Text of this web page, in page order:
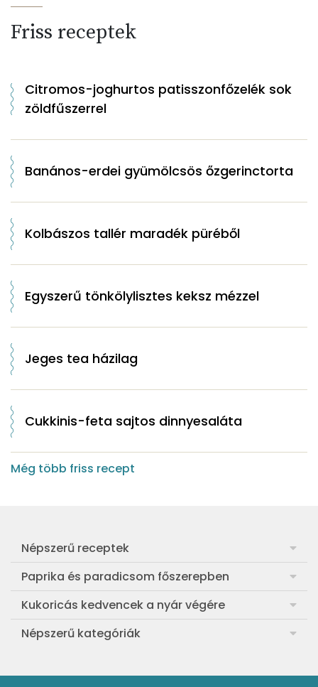
Friss receptek
Citromos-joghurtos patisszonfőzelék sok
zöldfűszerrel
Banános-erdei gyümölcsös őzgerinctorta
Kolbászos tallér maradék püréből
Egyszerű tönkölylisztes keksz mézzel
Jeges tea házilag
Cukkinis-feta sajtos dinnyesaláta
Még több friss recept
Népszerű receptek
Frankfurti leves
Egyszerű muffin
Aranygaluska
Egyszerű krumplifőzelék
Paprika és paradicsom főszerepben
Pan con Tomate
Paradicsom és paprika eltevése télre
Paradicsomos húsgombóc
Kukoricás kedvencek a nyár végére
Legfinomabb főtt kukorica
Népszerű kategóriák